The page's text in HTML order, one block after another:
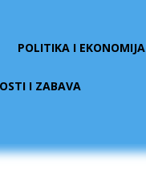
POLITIKA I EKONOMIJA
I ZABAVA